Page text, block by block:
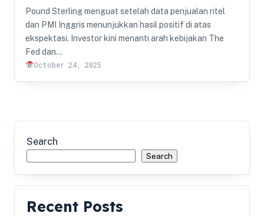
Pound Sterling menguat setelah data penjualan ritel
dan PMI Inggris menunjukkan hasil positif di atas
ekspektasi. Investor kini menanti arah kebijakan The
Fed dan…
October 24, 2025
Search
Search
Recent Posts